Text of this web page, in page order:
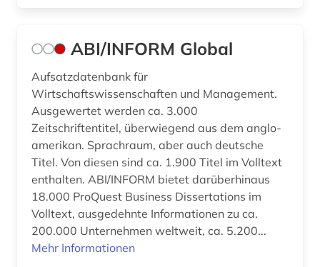
ABI/INFORM Global
Aufsatzdatenbank für
Wirtschaftswissenschaften und Management.
Ausgewertet werden ca. 3.000
Zeitschriftentitel, überwiegend aus dem anglo-
amerikan. Sprachraum, aber auch deutsche
Titel. Von diesen sind ca. 1.900 Titel im Volltext
enthalten. ABI/INFORM bietet darüberhinaus
18.000 ProQuest Business Dissertations im
Volltext, ausgedehnte Informationen zu ca.
200.000 Unternehmen weltweit, ca. 5.200...
Mehr Informationen